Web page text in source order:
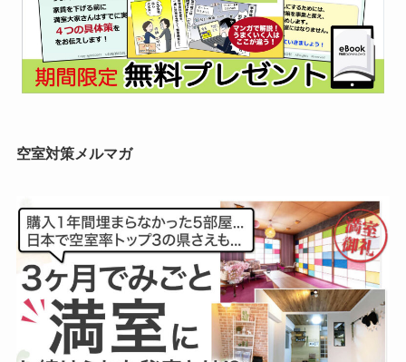
空室対策メルマガ